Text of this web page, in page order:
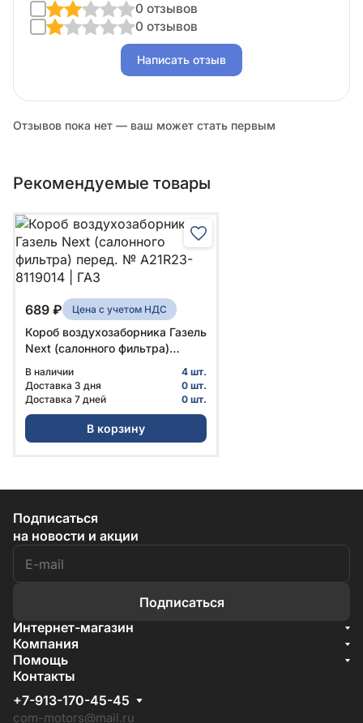
0 отзывов
0 отзывов
Написать отзыв
Отзывов пока нет — ваш может стать первым
Рекомендуемые товары
689 ₽ Цена с учетом НДС
Короб воздухозаборника Газель
Next (салонного фильтра)
В наличии
4 шт.
Доставка 3 дня
0 шт.
Доставка 7 дней
0 шт.
В корзину
Подписаться
на новости и акции
Подписаться
Интернет-магазин
Акции
Бренды
Компания
О компании
Документы
Условия поставки
Отзывы
Помощь
Условия доставки
Способы оплаты
Гарантия на товар
Контакты
+7-913-170-45-45
com-motors@mail.ru